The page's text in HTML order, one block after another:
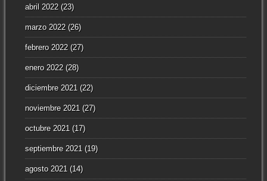
abril 2022(23)
marzo 2022(26)
febrero 2022(27)
enero 2022(28)
diciembre 2021(22)
noviembre 2021(27)
octubre 2021(17)
septiembre 2021(19)
agosto 2021(14)